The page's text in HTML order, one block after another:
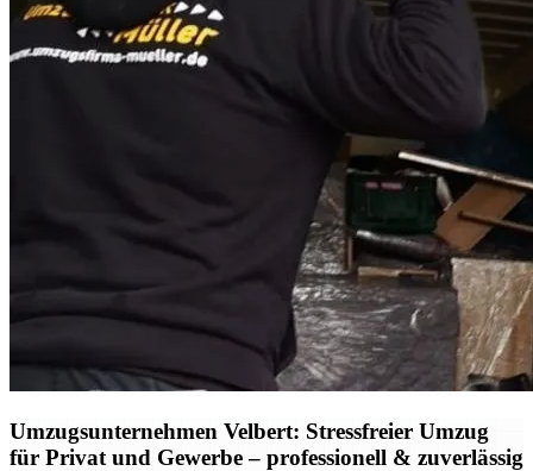
Umzugsunternehmen Velbert: Stressfreier Umzug
für Privat und Gewerbe – professionell & zuverlässig